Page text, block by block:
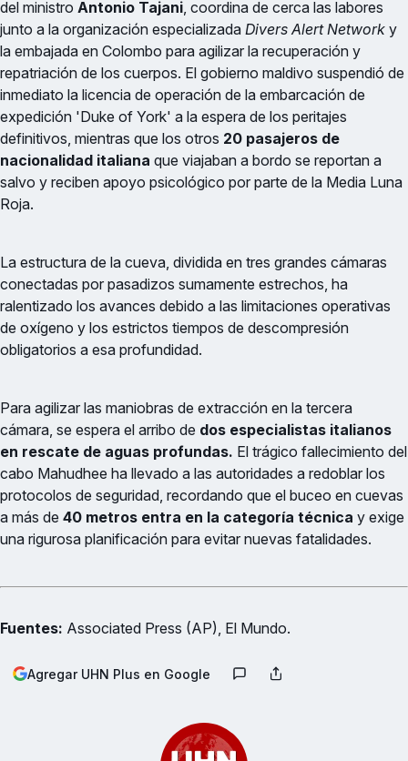
del ministro Antonio Tajani, coordina de cerca las labores
junto a la organización especializada Divers Alert Network y
la embajada en Colombo para agilizar la recuperación y
repatriación de los cuerpos. El gobierno maldivo suspendió de
inmediato la licencia de operación de la embarcación de
expedición 'Duke of York' a la espera de los peritajes
definitivos, mientras que los otros 20 pasajeros de
nacionalidad italiana que viajaban a bordo se reportan a
salvo y reciben apoyo psicológico por parte de la Media Luna
Roja.
La estructura de la cueva, dividida en tres grandes cámaras
conectadas por pasadizos sumamente estrechos, ha
ralentizado los avances debido a las limitaciones operativas
de oxígeno y los estrictos tiempos de descompresión
obligatorios a esa profundidad.
Para agilizar las maniobras de extracción en la tercera
cámara, se espera el arribo de dos especialistas italianos
en rescate de aguas profundas. El trágico fallecimiento del
cabo Mahudhee ha llevado a las autoridades a redoblar los
protocolos de seguridad, recordando que el buceo en cuevas
a más de 40 metros entra en la categoría técnica y exige
una rigurosa planificación para evitar nuevas fatalidades.
Fuentes: Associated Press (AP), El Mundo.
Agregar UHN Plus en Google